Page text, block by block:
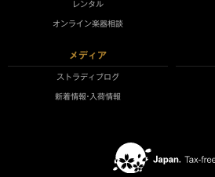
レンタル
オンライン楽器相談
メディア
ストラディブログ
新着情報•入荷情報